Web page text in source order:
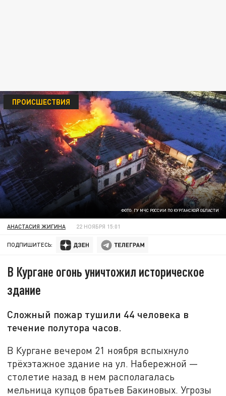
ФОТО: ГУ МЧС РОССИИ ПО КУРГАНСКОЙ ОБЛАСТИ
ПРОИСШЕСТВИЯ
АНАСТАСИЯ ЖИГИНА 22 НОЯБРЯ 15:01
ПОДПИШИТЕСЬ:
В Кургане огонь уничтожил историческое
здание
Сложный пожар тушили 44 человека в
течение полутора часов.
В Кургане вечером 21 ноября вспыхнуло
трёхэтажное здание на ул. Набережной —
столетие назад в нем располагалась
мельница купцов братьев Бакиновых. Угрозы